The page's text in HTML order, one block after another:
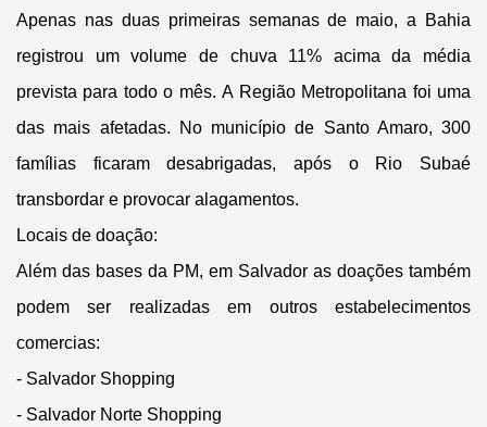
Apenas nas duas primeiras semanas de maio, a Bahia
registrou um volume de chuva 11% acima da média
prevista para todo o mês. A Região Metropolitana foi uma
das mais afetadas. No município de Santo Amaro, 300
famílias ficaram desabrigadas, após o Rio Subaé
transbordar e provocar alagamentos.
Locais de doação:
Além das bases da PM, em Salvador as doações também
podem ser realizadas em outros estabelecimentos
comercias:
- Salvador Shopping
- Salvador Norte Shopping